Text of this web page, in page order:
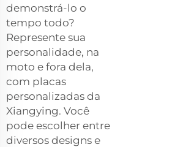
demonstrá-lo o
tempo todo?
Represente sua
personalidade, na
moto e fora dela,
com placas
personalizadas da
Xiangying. Você
pode escolher entre
diversos designs e